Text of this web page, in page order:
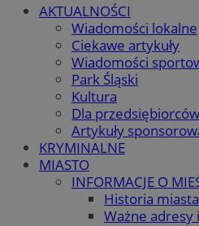
AKTUALNOŚCI
Wiadomości lokalne
Ciekawe artykuły
Wiadomości
Park Śląski
Kultura
Dla przedsiębiorców
Artykuły
KRYMINALNE
MIASTO
INFORMACJE O
Historia miasta
Ważne